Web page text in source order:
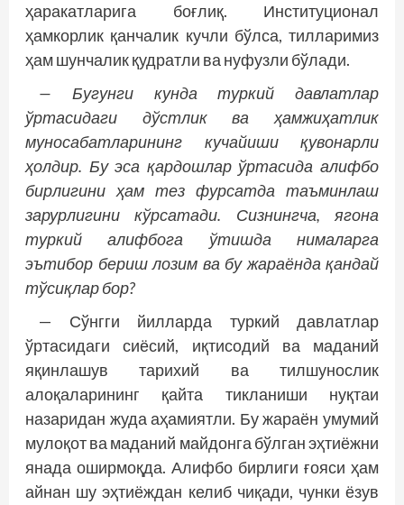
ҳаракатларига боғлиқ. Институционал
ҳамкорлик қанчалик кучли бўлса, тилларимиз
ҳам шунчалик қудратли ва нуфузли бўлади.
— Бугунги кунда туркий давлатлар
ўртасидаги дўстлик ва ҳамжиҳатлик
муносабатларининг кучайиши қувонарли
ҳолдир. Бу эса қардошлар ўртасида алифбо
бирлигини ҳам тез фурсатда таъминлаш
зарурлигини кўрсатади. Сизнингча, ягона
туркий алифбога ўтишда нималарга
эътибор бериш лозим ва бу жараёнда қандай
тўсиқлар бор?
— Сўнгги йилларда туркий давлатлар
ўртасидаги сиёсий, иқтисодий ва маданий
яқинлашув тарихий ва тилшунослик
алоқаларининг қайта тикланиши нуқтаи
назаридан жуда аҳамиятли. Бу жараён умумий
мулоқот ва маданий майдонга бўлган эҳтиёжни
янада оширмоқда. Алифбо бирлиги ғояси ҳам
айнан шу эҳтиёждан келиб чиқади, чунки ёзув